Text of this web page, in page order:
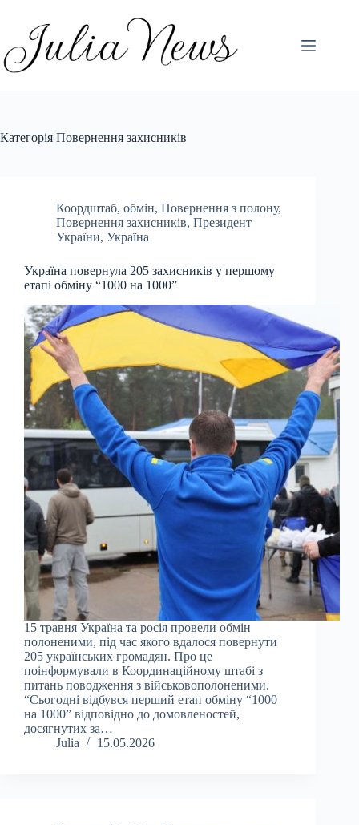
вмісту
Категорія Повернення захисників
Коордштаб, обмін, Повернення з полону,
Повернення захисників, Президент
України, Україна
Україна повернула 205 захисників у першому
етапі обміну “1000 на 1000”
15 травня Україна та росія провели обмін
полоненими, під час якого вдалося повернути
205 українських громадян. Про це
поінформували в Координаційному штабі з
питань поводження з військовополоненими.
“Сьогодні відбувся перший етап обміну “1000
на 1000” відповідно до домовленостей,
досягнутих за…
Julia
15.05.2026